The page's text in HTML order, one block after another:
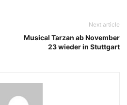
Next article
Musical Tarzan ab November
23 wieder in Stuttgart